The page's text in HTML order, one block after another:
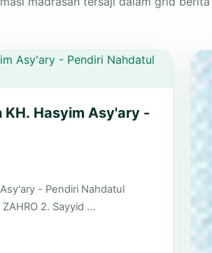
KH. Hasyim Asy'ary -
- Pendiri Nahdatul
ZAHRO 2. Sayyid …